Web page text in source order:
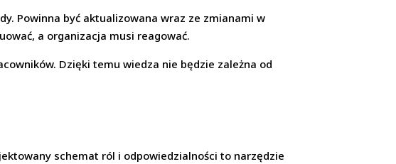
Powinna być aktualizowana wraz ze zmianami w
a organizacja musi reagować.
Dzięki temu wiedza nie będzie zależna od
schemat ról i odpowiedzialności to narzędzie